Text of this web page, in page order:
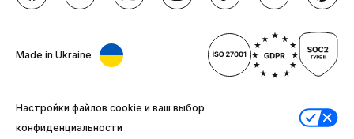
Made in Ukraine
Настройки файлов cookie и ваш выбор
конфиденциальности